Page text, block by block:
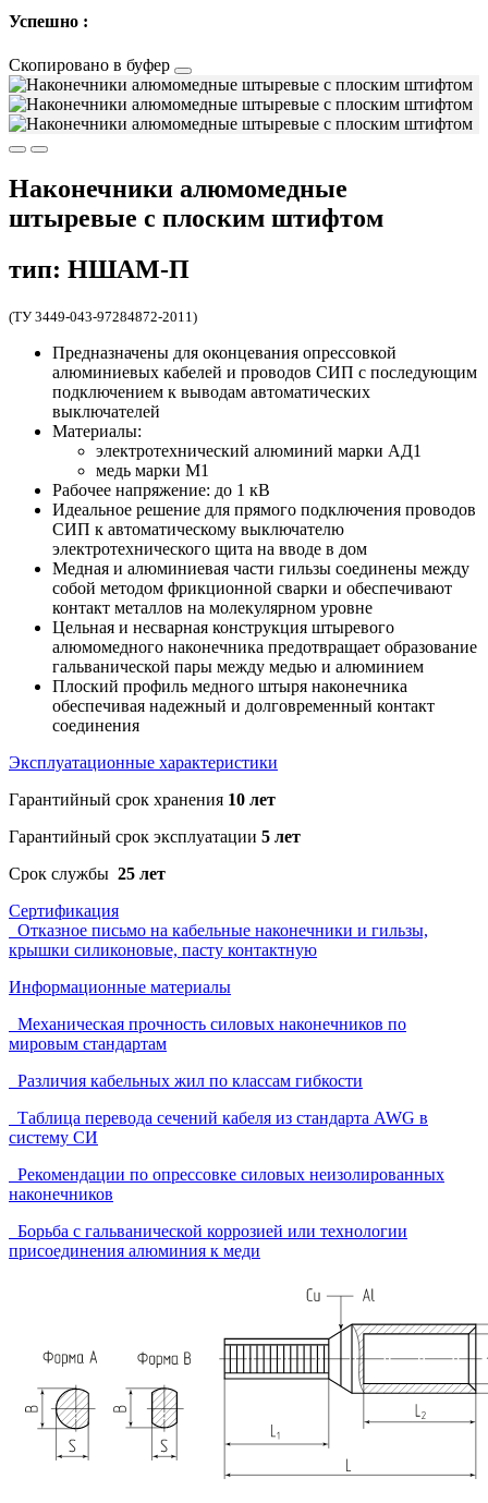
Успешно :
Скопировано в буфер
Наконечники алюмомедные
штыревые с плоским штифтом
тип: НШАМ-П
(ТУ 3449-043-97284872-2011)
Пред­на­зна­че­ны для оконцевания опрессовкой
алюминиевых кабелей и проводов СИП с последующим
подключением к выводам автоматических
выключателей
Материалы:
электротехнический алюминий мар­ки АД1
мед­ь мар­ки М1
Рабочее напряжение: до 1 кВ
Идеальное решение для прямого подключения проводов
СИП к автоматическому выключателю
электротехнического щита на вводе в дом
Мед­ная и алю­ми­ни­е­вая ча­с­ти гильзы со­еди­не­ны меж­ду
со­бой ме­то­дом фрик­ци­он­ной сварки и обеспечивают
контакт металлов на молекулярном уровне
Цельная и несварная конструкция штыревого
алюмомедного наконечника предотвращает образование
гальванической пары между медью и алюминием
Плоский профиль медного штыря наконечника
обеспечивая надежный и долговременный контакт
соединения
Эксплуатационные характеристики
Гарантийный срок хранения 10 лет
Гарантийный срок эксплуатации 5 лет
Срок службы 25 лет
Сертификация
Отказное письмо на кабельные наконечники и гильзы,
крышки силиконовые, пасту контактную
Информационные материалы
Механическая прочность силовых наконечников по
мировым стандартам
Различия кабельных жил по классам гибкости
Таблица перевода сечений кабеля из стандарта AWG в
систему СИ
Рекомендации по опрессовке силовых неизолированных
наконечников
Борьба с гальванической коррозией или технологии
присоединения алюминия к меди